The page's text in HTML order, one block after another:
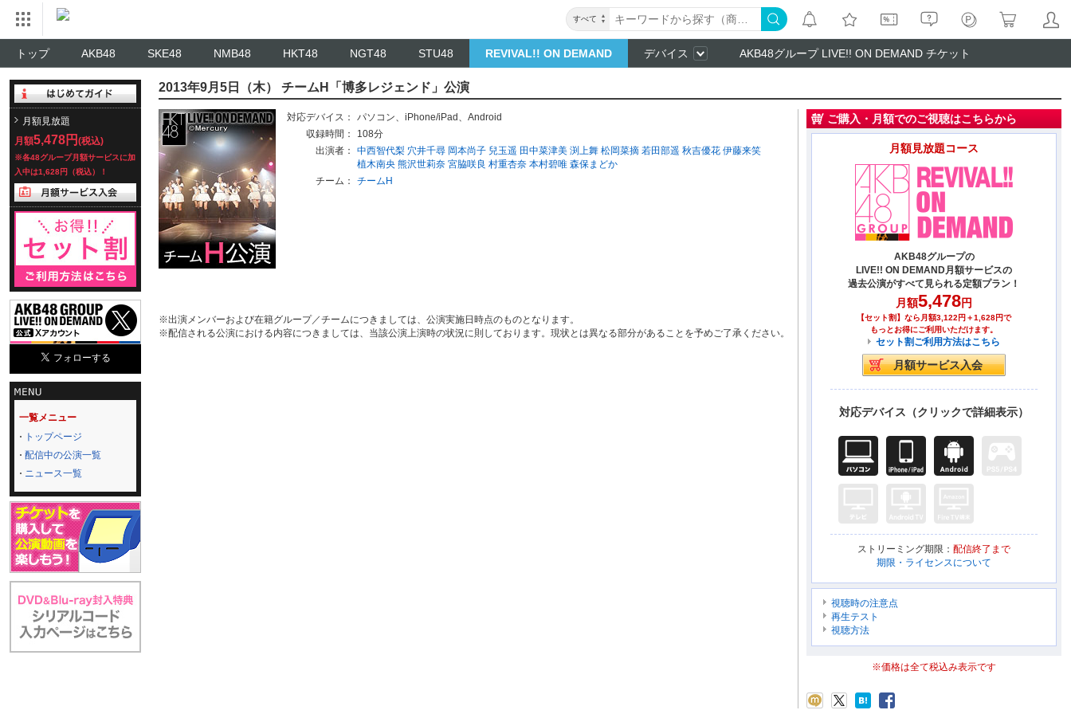
すべて
トップ AKB48 SKE48 NMB48 HKT48 NGT48 STU48 REVIVAL!! ON DEMAND デバイス AKB48グループ LIVE!! ON DEMAND チケット
月額見放題
月額5,478円 (税込)
※各48グループ月額サービスに加
入中は1,628円（税込）！
一覧メニュー
トップページ
配信中の公演一覧
ニュース一覧
2013年9月5日（木） チームH「博多レジェンド」公演
対応デバイス： パソコン、 iPhone/iPad 、 Android
収録時間：
108分
出演者：
中西智代梨 穴井千尋 岡本尚子 兒玉遥 田中菜津美 渕上舞 松岡菜摘 若田部遥 秋吉優花 伊藤来笑
植木南央 熊沢世莉奈 宮脇咲良 村重杏奈 本村碧唯 森保まどか
チーム：
チームH
※出演メンバーおよび在籍グループ／チームにつきましては、公演実施日時点のものとなります。
※配信される公演における内容につきましては、当該公演上演時の状況に則しております。現状とは異なる部分があることを予めご了承ください。
ご購入・月額でのご視聴はこちらから
月額見放題コース
AKB48グループの
LIVE!! ON DEMAND月額サービスの
過去公演がすべて見られる定額プラン！
月額5,478円
【セット割】なら月額3,122円＋1,628円で
もっとお得にご利用いただけます。
セット割ご利用方法はこちら
対応デバイス（クリックで詳細表示）
ストリーミング期限： 配信終了まで
期限・ライセンスについて
視聴時の注意点
再生テスト
視聴方法
※価格は全て税込み表示です